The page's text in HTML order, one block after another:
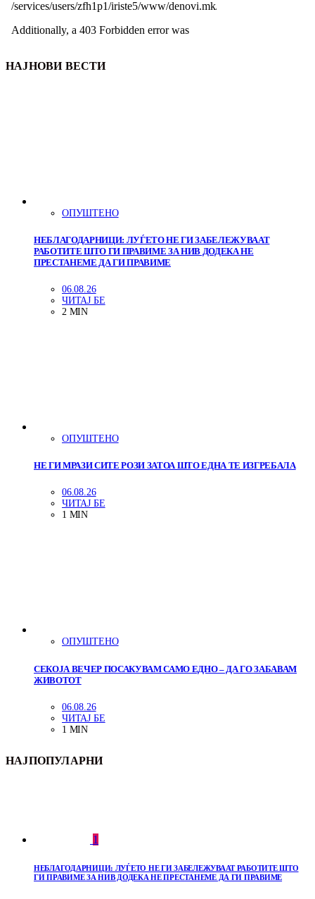
НАЈНОВИ ВЕСТИ
ОПУШТЕНО
НЕБЛАГОДАРНИЦИ: ЛУЃЕТО НЕ ГИ ЗАБЕЛЕЖУВААТ
РАБОТИТЕ ШТО ГИ ПРАВИМЕ ЗА НИВ ДОДЕКА НЕ
ПРЕСТАНЕМЕ ДА ГИ ПРАВИМЕ
06.08.26
ЧИТАЈ БЕ
2 MIN
ОПУШТЕНО
НЕ ГИ МРАЗИ СИТЕ РОЗИ ЗАТОА ШТО ЕДНА ТЕ ИЗГРЕБАЛА
06.08.26
ЧИТАЈ БЕ
1 MIN
ОПУШТЕНО
СЕКОЈА ВЕЧЕР ПОСАКУВАМ САМО ЕДНО – ДА ГО ЗАБАВАМ
ЖИВОТОТ
06.08.26
ЧИТАЈ БЕ
1 MIN
НАЈПОПУЛАРНИ
1
НЕБЛАГОДАРНИЦИ: ЛУЃЕТО НЕ ГИ ЗАБЕЛЕЖУВААТ РАБОТИТЕ ШТО
ГИ ПРАВИМЕ ЗА НИВ ДОДЕКА НЕ ПРЕСТАНЕМЕ ДА ГИ ПРАВИМЕ